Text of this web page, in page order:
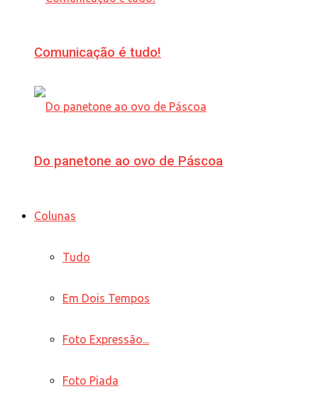
Comunicação é tudo!
Do panetone ao ovo de Páscoa
Colunas
Tudo
Em Dois Tempos
Foto Expressão...
Foto Piada